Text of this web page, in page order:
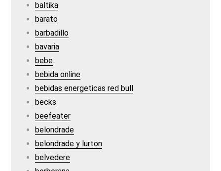
baltika
barato
barbadillo
bavaria
bebe
bebida online
bebidas energeticas red bull
becks
beefeater
belondrade
belondrade y lurton
belvedere